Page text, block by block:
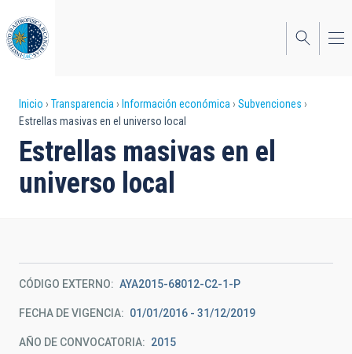
al
contenido
principal
Sobrescribir
enlaces
de
ayuda
navegación
Inicio Transparencia Información económica
Subvenciones
Estrellas masivas en el universo local
Estrellas masivas en el
universo local
CÓDIGO EXTERNO AYA2015-68012-C2-1-P
FECHA DE VIGENCIA 01/01/2016 - 31/12/2019
AÑO DE CONVOCATORIA 2015